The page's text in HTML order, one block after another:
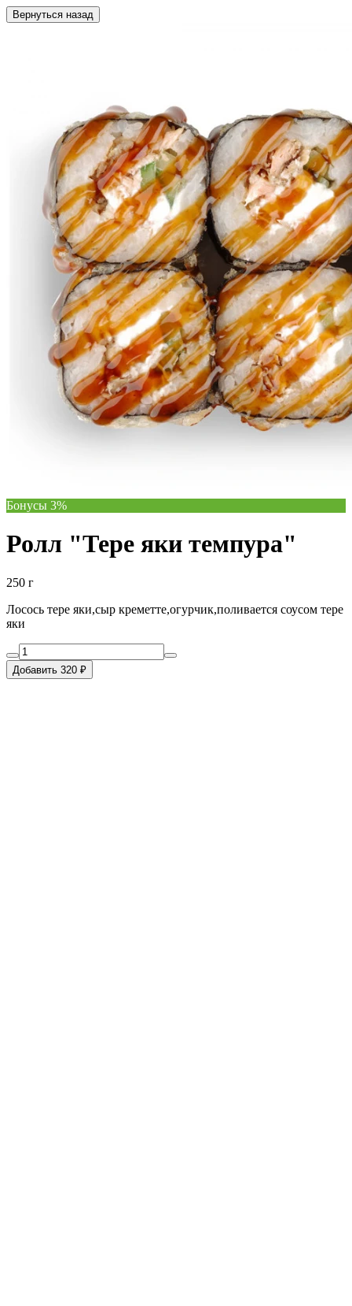
Вернуться назад
Бонусы 3%
Ролл "Тере яки темпура"
250 г
Лосось тере яки,сыр креметте,огурчик,поливается соусом тере
яки
Добавить 320 ₽